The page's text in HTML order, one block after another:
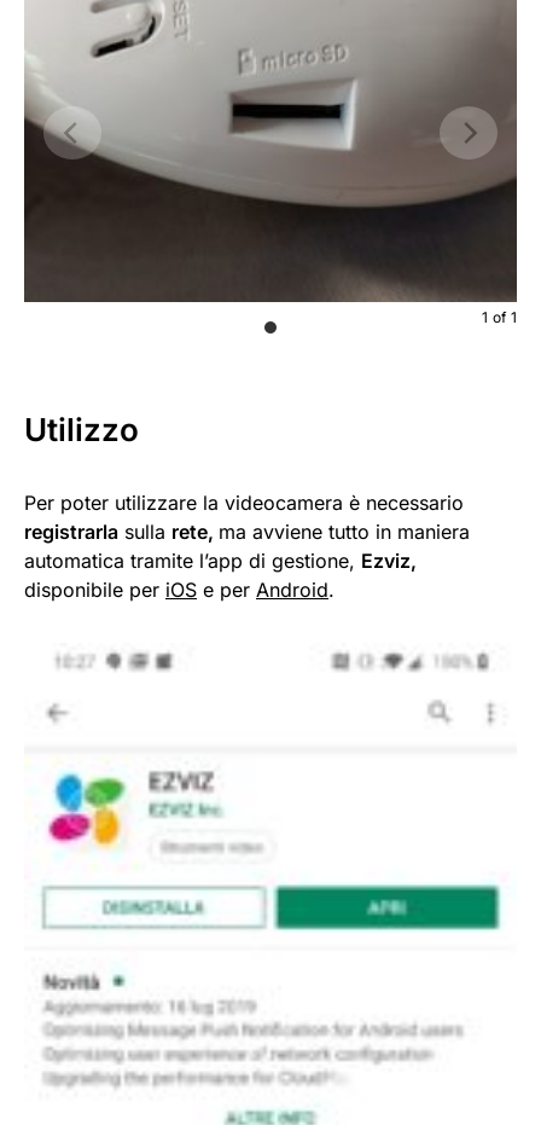
1 of 1
Utilizzo
Per poter utilizzare la videocamera è necessario
registrarla sulla rete, ma avviene tutto in maniera
automatica tramite l’app di gestione, Ezviz,
disponibile per iOS e per Android.